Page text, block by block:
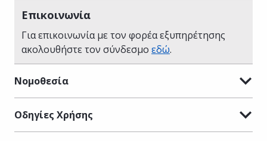
Επικοινωνία
Για επικοινωνία με τον φορέα εξυπηρέτησης
ακολουθήστε τον σύνδεσμο εδώ.
Νομοθεσία
Οδηγίες Χρήσης